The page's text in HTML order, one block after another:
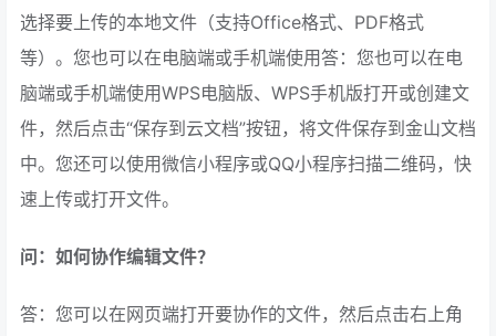
选择要上传的本地文件（支持Office格式、PDF格式
等）。您也可以在电脑端或手机端使用答：您也可以在电
脑端或手机端使用WPS电脑版、WPS手机版打开或创建文
件，然后点击“保存到云文档”按钮，将文件保存到金山文档
中。您还可以使用微信小程序或QQ小程序扫描二维码，快
速上传或打开文件。
问：如何协作编辑文件？
答：您可以在网页端打开要协作的文件，然后点击右上角